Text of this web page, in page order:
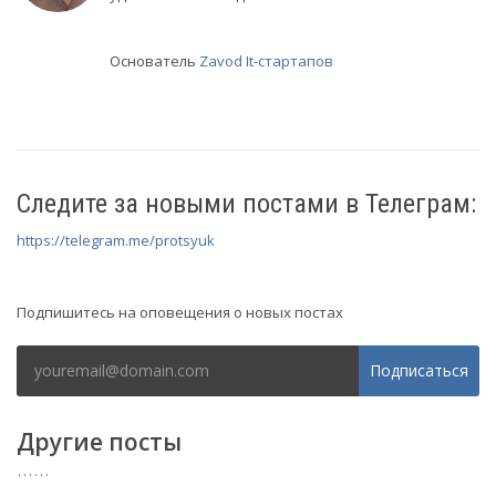
Основатель Zavod It-стартапов
Следите за новыми постами в Телеграм:
https://telegram.me/protsyuk
Подпишитесь на оповещения о новых постах
Подписаться
Другие посты